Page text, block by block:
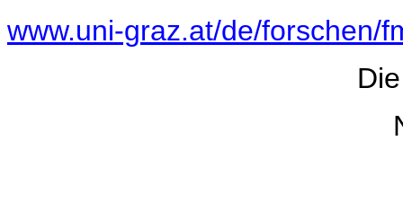
www.uni-graz.at/de/forschen/